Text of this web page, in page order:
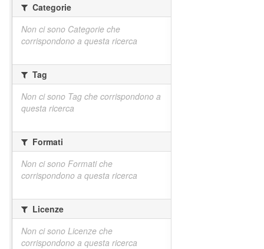
Categorie
Non ci sono Categorie che
corrispondono a questa ricerca
Tag
Non ci sono Tag che corrispondono a
questa ricerca
Formati
Non ci sono Formati che
corrispondono a questa ricerca
Licenze
Non ci sono Licenze che
corrispondono a questa ricerca